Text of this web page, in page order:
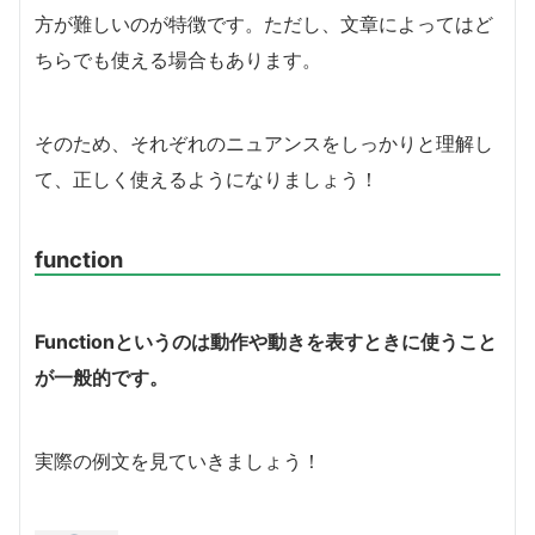
方が難しいのが特徴です。ただし、文章によってはど
ちらでも使える場合もあります。
そのため、それぞれのニュアンスをしっかりと理解し
て、正しく使えるようになりましょう！
function
Functionというのは動作や動きを表すときに使うこと
が一般的です。
実際の例文を見ていきましょう！